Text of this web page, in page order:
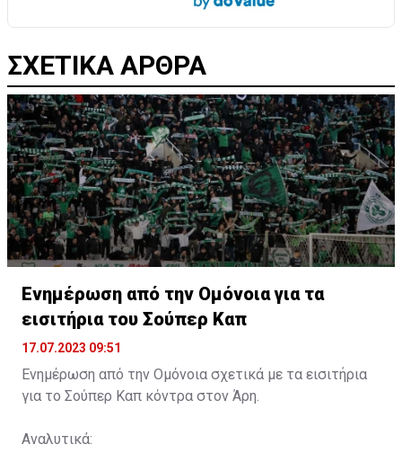
ΣΧΕΤΙΚΑ ΑΡΘΡΑ
Ενημέρωση από την Ομόνοια για τα
εισιτήρια του Σούπερ Καπ
17.07.2023 09:51
Ενημέρωση από την Ομόνοια σχετικά με τα εισιτήρια
για το Σούπερ Καπ κόντρα στον Άρη.
Αναλυτικά: